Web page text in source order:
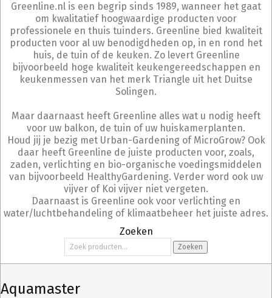
Menu
Greenline.nl is een begrip sinds 1989, wanneer het gaat
om kwalitatief hoogwaardige producten voor
professionele en thuis tuinders. Greenline bied kwaliteit
producten voor al uw benodigdheden op, in en rond het
huis, de tuin of de keuken. Zo levert Greenline
bijvoorbeeld hoge kwaliteit keukengereedschappen en
keukenmessen van het merk Triangle uit het Duitse
Solingen.
Maar daarnaast heeft Greenline alles wat u nodig heeft
voor uw balkon, de tuin of uw huiskamerplanten.
Houd jij je bezig met Urban-Gardening of MicroGrow? Ook
daar heeft Greenline de juiste producten voor, zoals,
zaden, verlichting en bio-organische voedingsmiddelen
van bijvoorbeeld HealthyGardening. Verder word ook uw
vijver of Koi vijver niet vergeten.
Daarnaast is Greenline ook voor verlichting en
water/luchtbehandeling of klimaatbeheer het juiste adres.
Zoeken
Zoeken
naar:
Zoeken
Aquamaster